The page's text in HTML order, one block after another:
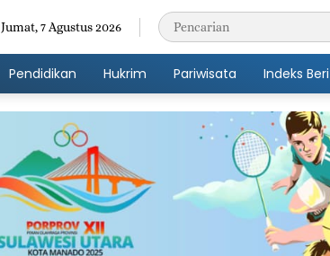
Jumat, 7 Agustus 2026
Pendidikan Hukrim Pariwisata Indeks